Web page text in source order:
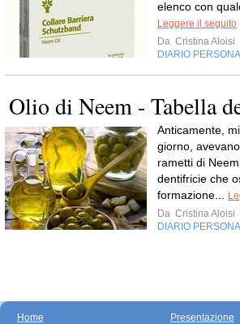
elenco con
Leggere il seguito
Da Cristina Aloisi
DIARIO
Olio di Neem - Tabella
Anticamente,
giorno,
rametti di
dentifricie che
formazione...
Da Cristina Aloisi
DIARIO
Home Presentazione